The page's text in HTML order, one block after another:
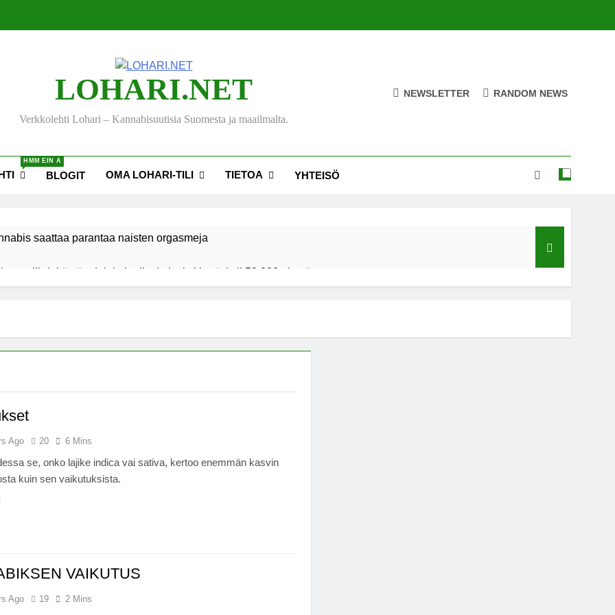
LOHARI.NET
Verkkolehti Lohari – Kannabisuutisia Suomesta ja maailmalta.
NEWSLETTER RANDOM NEWS
HMM EIN A
BLOGIT OMA LOHARI-TILI TIETOA YHTEISÖ
saattaa parantaa naisten orgasmeja
viihdekäytön dekriminalisoimiseksi keräsi yli 50 000 nimeä
-säätiö lääkekannabistutkimusten kannalla
kannabiksen viihdekäytön laillistamisesta
Ago 20 6 Mins
se, onko lajike indica vai sativa, kertoo enemmän kasvin
kuin sen vaikutuksista.
VAIKUTUS
Ago 19 2 Mins